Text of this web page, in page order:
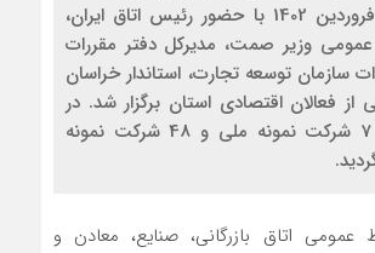
چهارشنبه، 16 فروردین 1402 با حضور رئیس اتاق ایران،
وزیر صمت، مدیرکل دفتر مقررات
سازمان توسعه تجارت، استاندار خراسان
فعالان اقتصادی استان برگزار شد. در
این مراسم از 7 شرکت نمونه ملی و 48 شرکت نمونه
عمومی اتاق بازرگانی، صنایع، معادن و